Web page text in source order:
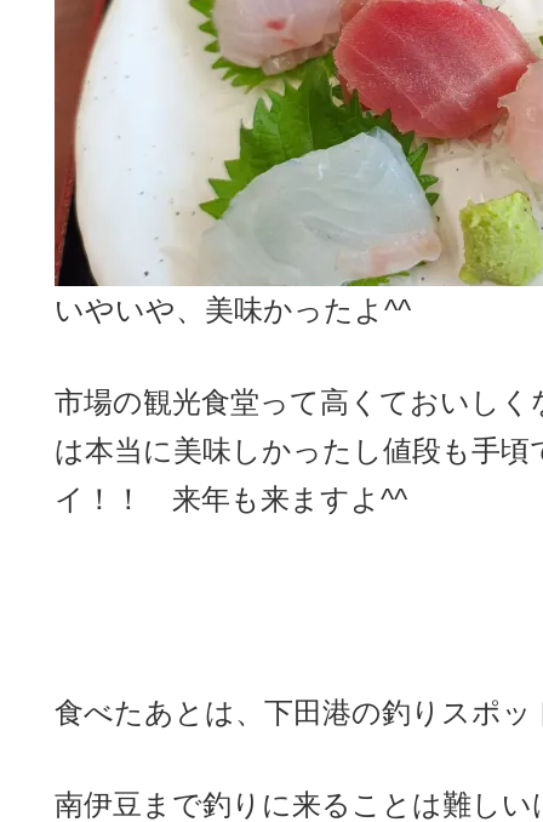
いやいや、美味かったよ^^
市場の観光食堂って高くておいし
は本当に美味しかったし値段も手
イ！！ 来年も来ますよ^^
食べたあとは、下田港の釣りスポッ
南伊豆まで釣りに来ることは難し